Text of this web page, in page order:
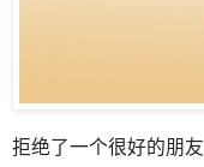
拒绝了一个很好的朋友